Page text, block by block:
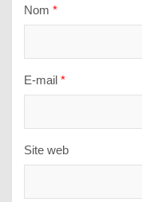
Nom *
E-mail *
Site web